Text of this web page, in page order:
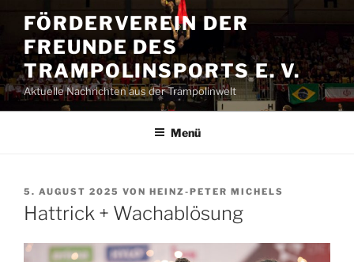
Inhalt
springen
FÖRDERVEREIN DER
FREUNDE DES
TRAMPOLINSPORTS E. V.
Aktuelle Nachrichten aus der Trampolinwelt
Menü
VERÖFFENTLICHT
AM
5. AUGUST 2025 VON HEINZ-PETER MICHELS
Hattrick + Wachablösung